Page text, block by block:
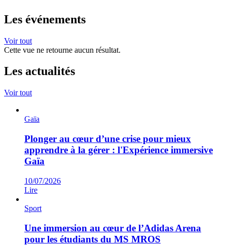
Les événements
Voir tout
Cette vue ne retourne aucun résultat.
Les actualités
Voir tout
Gaïa
Plonger au cœur d’une crise pour mieux
apprendre à la gérer : l'Expérience immersive
Gaïa
10/07/2026
Lire
Sport
Une immersion au cœur de l’Adidas Arena
pour les étudiants du MS MROS